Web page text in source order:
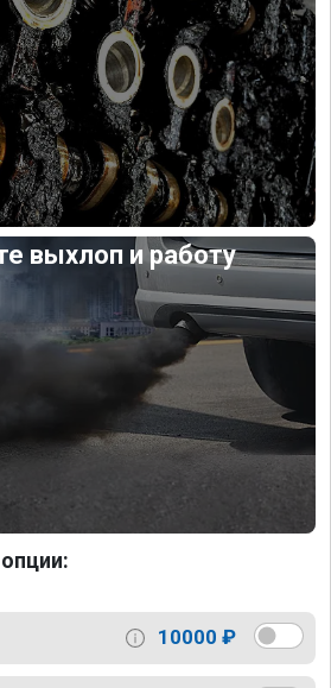
выхлоп и работу
10000 ₽